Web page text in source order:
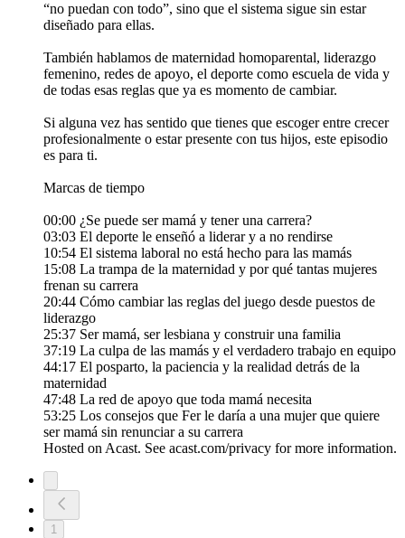
“no puedan con todo”, sino que el sistema sigue sin estar
diseñado para ellas.
También hablamos de maternidad homoparental, liderazgo
femenino, redes de apoyo, el deporte como escuela de vida y
de todas esas reglas que ya es momento de cambiar.
Si alguna vez has sentido que tienes que escoger entre crecer
profesionalmente o estar presente con tus hijos, este episodio
es para ti.
Marcas de tiempo
00:00 ¿Se puede ser mamá y tener una carrera?
03:03 El deporte le enseñó a liderar y a no rendirse
10:54 El sistema laboral no está hecho para las mamás
15:08 La trampa de la maternidad y por qué tantas mujeres
frenan su carrera
20:44 Cómo cambiar las reglas del juego desde puestos de
liderazgo
25:37 Ser mamá, ser lesbiana y construir una familia
37:19 La culpa de las mamás y el verdadero trabajo en equipo
44:17 El posparto, la paciencia y la realidad detrás de la
maternidad
47:48 La red de apoyo que toda mamá necesita
53:25 Los consejos que Fer le daría a una mujer que quiere
ser mamá sin renunciar a su carrera
Hosted on Acast. See acast.com/privacy for more information.
1